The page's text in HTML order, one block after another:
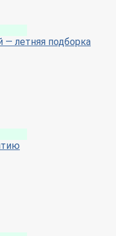
— летняя подборка